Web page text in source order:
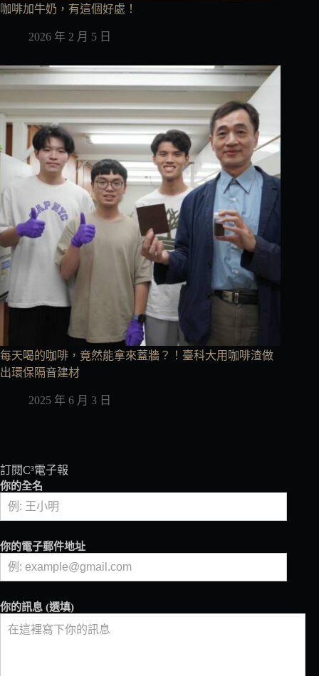
咖啡加牛奶，有這個好處！
2026 年 2 月 5 日
每天喝的咖啡，竟然能拿來蓋牆？！臺科大用咖啡渣做
出環保隔音建材
2025 年 6 月 3 日
訂閱C³電子報
你的全名
你的電子郵件地址
你的訊息 (選填)